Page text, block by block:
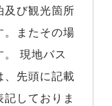
及び観光箇所
。またその場
現地バス
、先頭に記載
しておりま